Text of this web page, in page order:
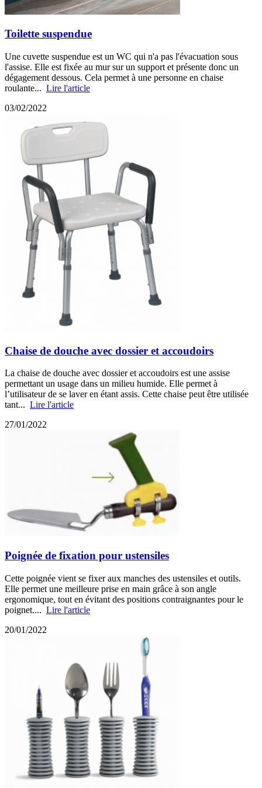
Toilette suspendue
Une cuvette suspendue est un WC qui n'a pas l'évacuation sous
l'assise. Elle est fixée au mur sur un support et présente donc un
dégagement dessous. Cela permet à une personne en chaise
roulante... Lire l'article
03/02/2022
Chaise de douche avec dossier et accoudoirs
La chaise de douche avec dossier et accoudoirs est une assise
permettant un usage dans un milieu humide. Elle permet à
l’utilisateur de se laver en étant assis. Cette chaise peut être utilisée
tant... Lire l'article
27/01/2022
Poignée de fixation pour ustensiles
Cette poignée vient se fixer aux manches des ustensiles et outils.
Elle permet une meilleure prise en main grâce à son angle
ergonomique, tout en évitant des positions contraignantes pour le
poignet.... Lire l'article
20/01/2022